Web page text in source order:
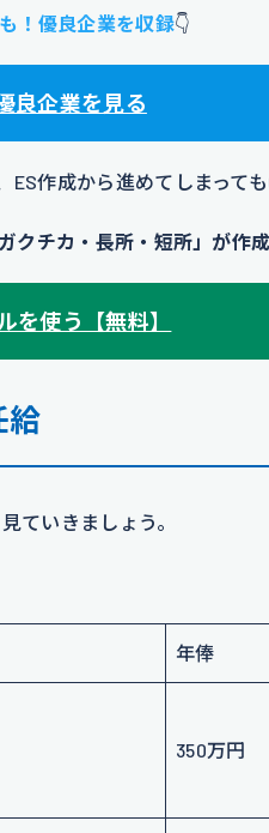
！優良企業を収録👇
良企業を見る
作成から進めてしまっても
クチカ・長所・短所」が作成
を使う【無料】
給
ていきましょう。
年俸
350万円